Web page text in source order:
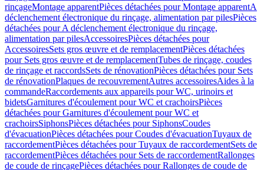
rinçageMontage apparentPièces détachées pour Montage apparentA
déclenchement électronique du rinçage, alimentation par pilesPièces
détachées pour A déclenchement électronique du rinçage,
alimentation par pilesAccessoiresPièces détachées pour
AccessoiresSets gros œuvre et de remplacementPièces détachées
pour Sets gros œuvre et de remplacementTubes de rinçage, coudes
de rinçage et raccordsSets de rénovationPièces détachées pour Sets
de rénovationPlaques de recouvrementAutres accessoiresAides à la
commandeRaccordements aux appareils pour WC, urinoirs et
bidetsGarnitures d'écoulement pour WC et crachoirsPièces
détachées pour Garnitures d'écoulement pour WC et
crachoirsSiphonsPièces détachées pour SiphonsCoudes
d'évacuationPièces détachées pour Coudes d'évacuationTuyaux de
raccordementPièces détachées pour Tuyaux de raccordementSets de
raccordementPièces détachées pour Sets de raccordementRallonges
de coude de rinçagePièces détachées pour Rallonges de coude de